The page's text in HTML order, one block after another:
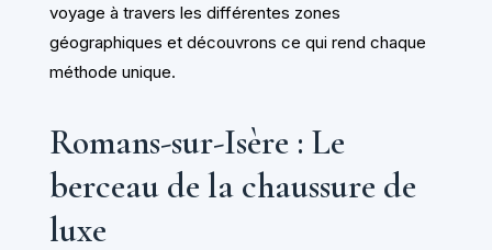
voyage à travers les différentes zones
géographiques et découvrons ce qui rend chaque
méthode unique.
Romans-sur-Isère : Le
berceau de la chaussure de
luxe